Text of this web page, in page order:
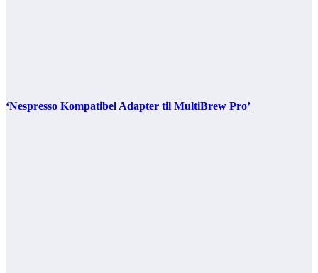
‘Nespresso Kompatibel Adapter til MultiBrew Pro’